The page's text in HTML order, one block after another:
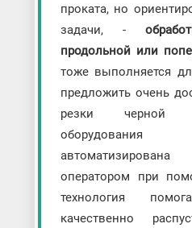
проката, но
задачи, -
продольной или
тоже выполняется
предложить очень
резки черной
оператором при
технология
качественно